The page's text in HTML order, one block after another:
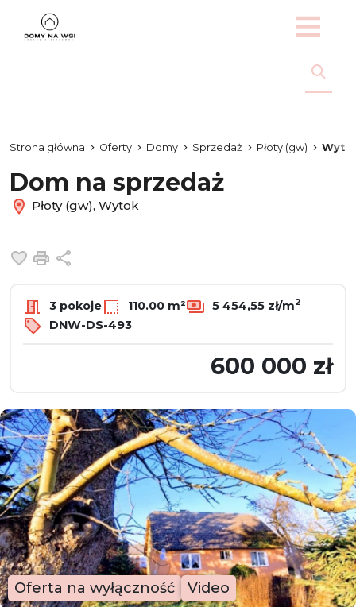
Strona główna Oferty Domy Sprzedaż Płoty (gw)
Dom na sprzedaż
Płoty (gw), Wytok
Dodaj do ulubionych
Drukuj
3 pokoje 110.00 m² 5 454,55 zł/m2
DNW-DS-493
600 000 zł
Oferta na wyłączność Video